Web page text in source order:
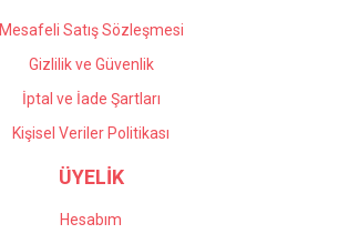
Mesafeli Satış Sözleşmesi
Gizlilik ve Güvenlik
İptal ve İade Şartları
Kişisel Veriler Politikası
ÜYELİK
Hesabım